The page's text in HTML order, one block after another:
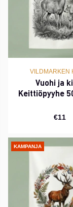
VILDMARKEN
Vuohi ja
Keittiöpyyhe
€11
KAMPANJA